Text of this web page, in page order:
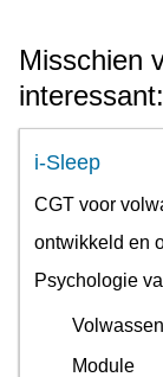
Misschien
interessant:
i-Sleep
CGT voor
ontwikkeld en
Psychologie
Module